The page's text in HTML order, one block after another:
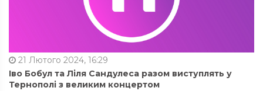
21 Лютого 2024, 16:29
Іво Бобул та Ліля Сандулеса разом виступлять у
Тернополі з великим концертом